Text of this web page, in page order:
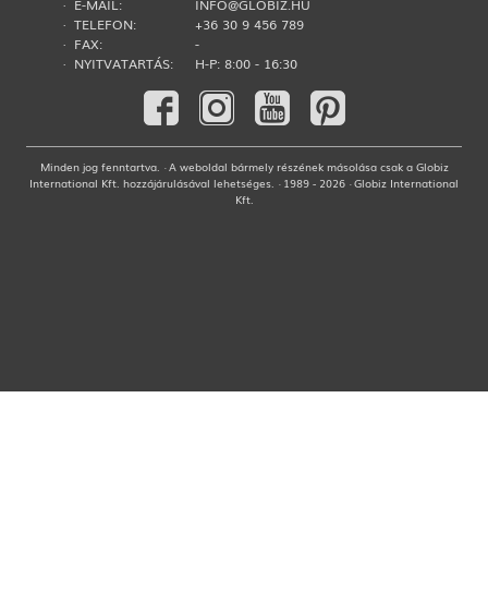
· E-MAIL:
INFO@GLOBIZ.HU
· TELEFON:
+36 30 9 456 789
· FAX:
-
· NYITVATARTÁS:
H-P: 8:00 - 16:30
Minden jog fenntartva. · A weboldal bármely részének másolása csak a Globiz
International Kft. hozzájárulásával lehetséges. · 1989 - 2026 · Globiz International
Kft.